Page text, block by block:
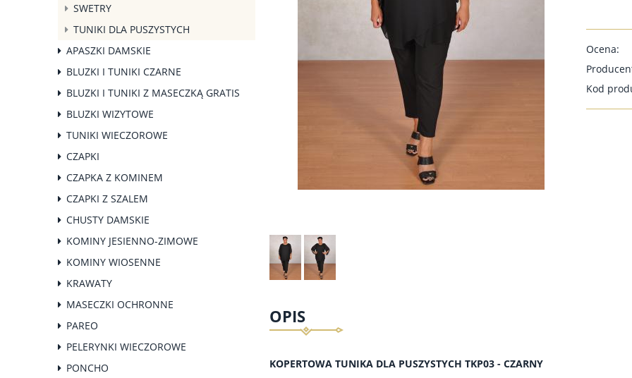
SWETRY
TUNIKI DLA PUSZYSTYCH
APASZKI DAMSKIE
BLUZKI I TUNIKI CZARNE
BLUZKI I TUNIKI Z MASECZKĄ GRATIS
BLUZKI WIZYTOWE
TUNIKI WIECZOROWE
CZAPKI
CZAPKA Z KOMINEM
CZAPKI Z SZALEM
CHUSTY DAMSKIE
KOMINY JESIENNO-ZIMOWE
KOMINY WIOSENNE
KRAWATY
MASECZKI OCHRONNE
PAREO
PELERYNKI WIECZOROWE
PONCHO
Ocena:
Kod
OPIS
KOPERTOWA TUNIKA DLA PUSZYSTYCH TKP03 - CZARNY